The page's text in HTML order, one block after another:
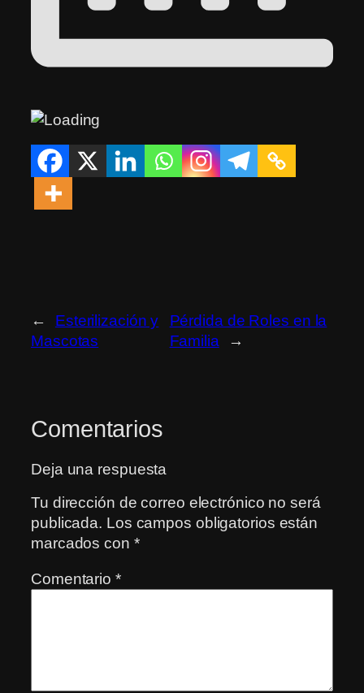
←
Esterilización y
Mascotas
Pérdida de Roles en la
Familia
→
Comentarios
Deja una respuesta
Tu dirección de correo electrónico no será
publicada. Los campos obligatorios están
marcados con *
Comentario *